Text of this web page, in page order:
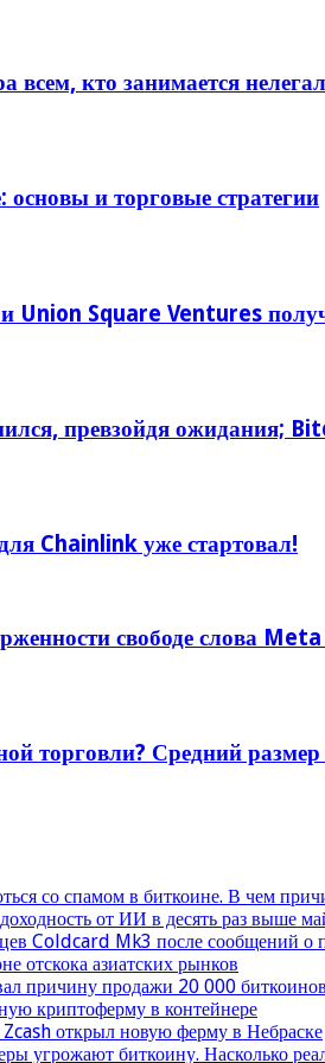
всем, кто занимается
и торговые стратегии
Union Square Ventures
превзойдя ожидания;
Chainlink уже стартовал!
свободе слова
торговли? Средний размер
со спамом в биткоине. В чем
от ИИ в десять раз выше
Coldcard Mk3 после сообщений о
отскока азиатских рынков
причину продажи 20 000 биткоинов
криптоферму в контейнере
открыл новую ферму в Небраске
угрожают биткоину. Насколько